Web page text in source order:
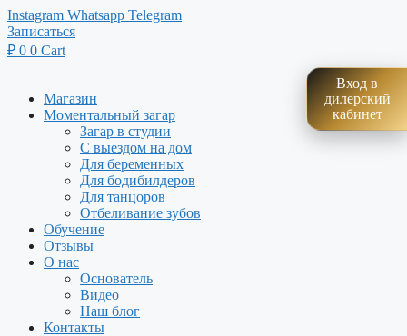
Вход в
дилерский
кабинет
Перейти
к
содержимому
Instagram Whatsapp Telegram
Записаться
₽ 0 0 Cart
Магазин
Моментальный загар
Загар в студии
С выездом на дом
Для беременных
Для бодибилдеров
Для танцоров
Отбеливание зубов
Обучение
Отзывы
О нас
Основатель
Видео
Наш блог
Контакты